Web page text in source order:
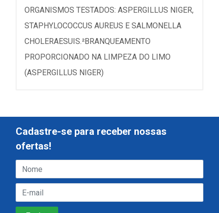
ORGANISMOS TESTADOS: ASPERGILLUS NIGER,
STAPHYLOCOCCUS AUREUS E SALMONELLA
CHOLERAESUIS.²BRANQUEAMENTO
PROPORCIONADO NA LIMPEZA DO LIMO
(ASPERGILLUS NIGER)
Cadastre-se para receber nossas
ofertas!